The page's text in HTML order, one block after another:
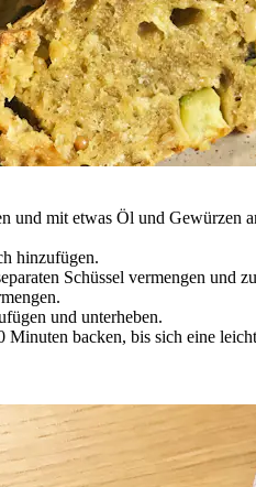
und mit etwas Öl und Gewürzen
hinzufügen.
Schüssel vermengen und
und unterheben.
backen, bis sich eine